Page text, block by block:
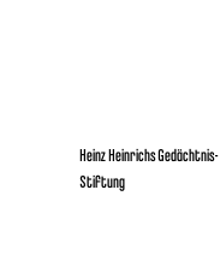
Heinz Heinrichs Gedächtnis-
Stiftung